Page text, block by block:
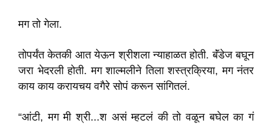
मग तो गेला.
तोपर्यंत केतकी आत येऊन श्रीशला न्याहाळत होती. बॅंडेज बघून
जरा भेदरली होती. मग शाल्मलीने तिला शस्त्रक्रिया, मग नंतर
काय काय करायचय वगैरे सोपं करून सांगितलं.
“आंटी, मग मी श्री...श असं म्हटलं की तो वळून बघेल का गं